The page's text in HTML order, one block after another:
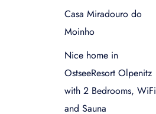
Casa Miradouro do
Moinho
Nice home in
OstseeResort Olpenitz
with 2 Bedrooms, WiFi
and Sauna